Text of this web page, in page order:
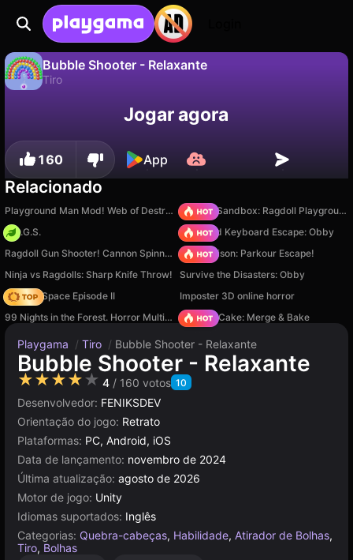
Bubble Shooter - Relaxante
Tiro
Salve o progresso!Jogar agora
160 App
Relacionado
Playground Man Mod! Web of Destruction!
Sprunki Sandbox: Ragdoll Playground Mode
H.O.G.S.
+1 Speed Keyboard Escape: Obby
Ragdoll Gun Shooter! Cannon Spinner Playground
Barry Prison: Parkour Escape!
Ninja vs Ragdolls: Sharp Knife Throw!
Survive the Disasters: Obby
Zombie Space Episode II
Imposter 3D online horror
99 Nights in the Forest. Horror Multiplayer
Piece of Cake: Merge & Bake
Playgama / Tiro / Bubble Shooter - Relaxante
Bubble Shooter - Relaxante
★★★★★ 4 / 160 votos 10
Desenvolvedor: FENIKSDEV
Orientação do jogo: Retrato
Plataformas: PC, Android, iOS
Data de lançamento: novembro de 2024
Última atualização: agosto de 2026
Motor de jogo: Unity
Idiomas suportados: Inglês
Categorias: Quebra-cabeças, Habilidade, Atirador de Bolhas,
Tiro, Bolhas